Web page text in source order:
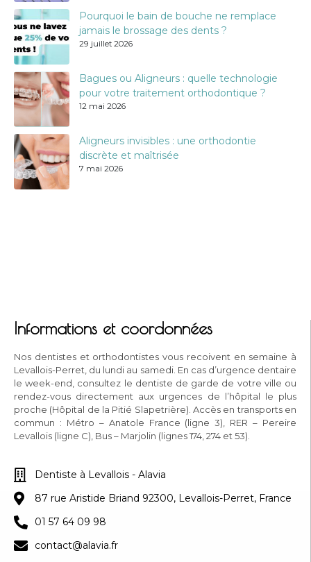
Pourquoi le bain de bouche ne remplace
jamais le brossage des dents ?
29 juillet 2026
Bagues ou Aligneurs : quelle technologie
pour votre traitement orthodontique ?
12 mai 2026
Aligneurs invisibles : une orthodontie
discrète et maîtrisée
7 mai 2026
Informations et coordonnées
Nos dentistes et orthodontistes vous recoivent en semaine à
Levallois-Perret, du lundi au samedi. En cas d’urgence dentaire
le week-end, consultez le dentiste de garde de votre ville ou
rendez-vous directement aux urgences de l’hôpital le plus
proche (Hôpital de la Pitié Slapetrière). Accès en transports en
commun : Métro – Anatole France (ligne 3), RER – Pereire
Levallois (ligne C), Bus – Marjolin (lignes 174, 274 et 53).
Dentiste à Levallois - Alavia
87 rue Aristide Briand 92300, Levallois-Perret, France
01 57 64 09 98
contact@alavia.fr